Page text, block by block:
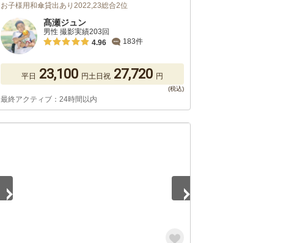
お子様用和傘貸出あり2022,23総合2位
髙瀬ジュン
男性 撮影実績203回
4.96
183件
平日 23,100 円土日祝 27,720 円
最終アクティブ：24時間以内